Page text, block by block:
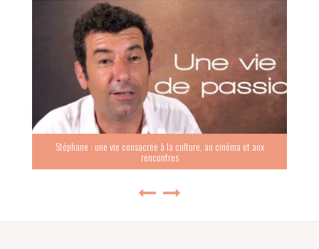
Stéphane : une vie consacrée à la culture, au cinéma et aux
rencontres